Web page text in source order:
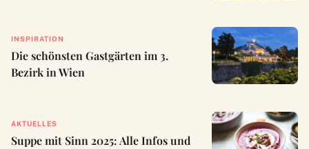
INSPIRATION
Die schönsten Gastgärten im 3.
Bezirk in Wien
AKTUELLES
Suppe mit Sinn 2025: Alle Infos und